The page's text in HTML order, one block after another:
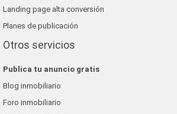
Landing page alta conversión
Planes de publicación
Otros servicios
Publica tu anuncio gratis
Blog inmobiliario
Foro inmobiliario